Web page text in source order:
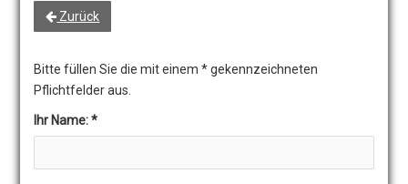
Zurück
Bitte füllen Sie die mit einem * gekennzeichneten
Pflichtfelder aus.
Ihr Name:*